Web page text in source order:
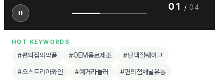
01 / 04
HOT KEYWORDS
#편의점의약품 #OEM음료제조 #단백질쉐이크
#오스트리아와인 #예거라들러 #편의점채널유통